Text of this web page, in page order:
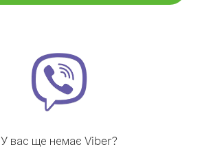
У вас ще немає Viber?